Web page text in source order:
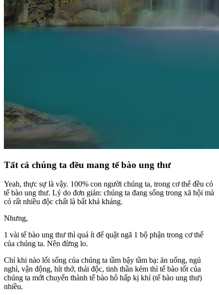
Tất cả chúng ta đều mang tế bào ung thư
Yeah, thực sự là vậy. 100% con người chúng ta, trong cơ thể đều có
tế bào ung thư. Lý do đơn giản: chúng ta đang sống trong xã hội mà
có rất nhiều độc chất là bất khả kháng.
Nhưng,
1 vài tế bào ung thư thì quá ít để quật ngã 1 bộ phận trong cơ thể
của chúng ta. Nên đừng lo.
Chỉ khi nào lối sống của chúng ta tầm bậy tầm bạ: ăn uống, ngủ
nghỉ, vận động, hít thở, thải độc, tinh thần kém thì tế bào tốt của
chúng ta mới chuyển thành tế bào hô hấp kị khí (tế bào ung thư)
nhiều.